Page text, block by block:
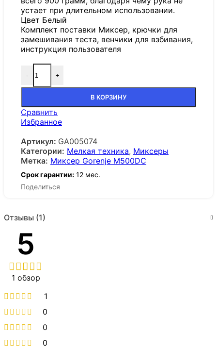
устает при длительном использовании.
Цвет Белый
Комплект поставки Миксер, крючки для
замешивания теста, венчики для взбивания,
инструкция пользователя
- +
В КОРЗИНУ
Сравнить
Избранное
Артикул: GA005074
Категории: Мелкая техника, Миксеры
Метка: Миксер Gorenje M500DC
Срок гарантии: 12 мес.
Поделиться
Отзывы (1)
5
1 обзор
1
0
0
0